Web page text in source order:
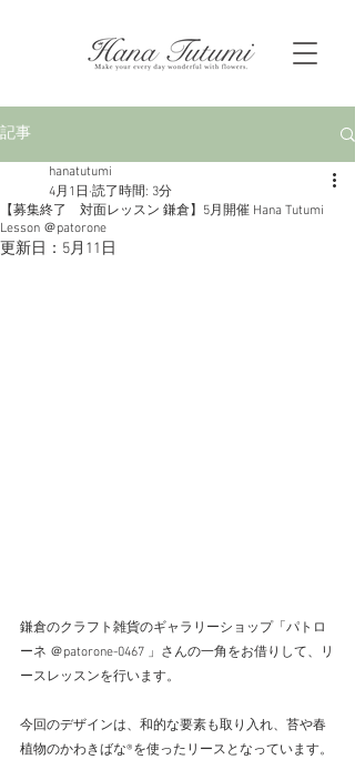
記事
【募集終了 対面レッスン 鎌倉】5月開催 Hana Tutumi
Lesson ＠patorone
hanatutumi
4月1日 読了時間: 3分
更新日： 5月11日
鎌倉のクラフト雑貨のギャラリーショップ「パトロ
ーネ ＠patorone-0467 」さんの一角をお借りして、リ
ースレッスンを行います。
今回のデザインは、和的な要素も取り入れ、苔や春
植物のかわきばな®を使ったリースとなっています。